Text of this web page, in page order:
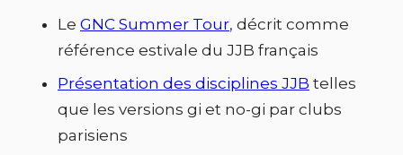
Le GNC Summer Tour, décrit comme
référence estivale du JJB français
Présentation des disciplines JJB telles
que les versions gi et no-gi par clubs
parisiens